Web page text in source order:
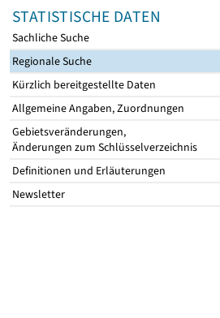
STATISTISCHE DATEN
Sachliche Suche
Regionale Suche
Kürzlich bereitgestellte Daten
Allgemeine Angaben, Zuordnungen
Gebietsveränderungen,
Änderungen zum Schlüsselverzeichnis
Definitionen und Erläuterungen
Newsletter